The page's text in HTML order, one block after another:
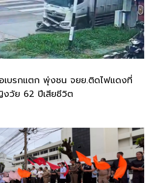
เบรกแตก พุ่งชน จยย.ติดไฟแดงที่
วัย 62 ปีเสียชีวิต